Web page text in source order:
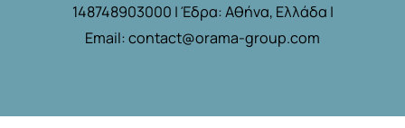
148748903000 | Έδρα: Αθήνα, Ελλάδα |
Email: contact@orama-group.com